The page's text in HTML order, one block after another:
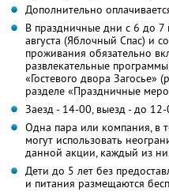
Дополнительно
В праздничные дни с 6 до
августа (Яблочный Спас) и
проживания обязательно
развлекательные
«Гостевого двора Загосье»
разделе «Праздничные
Заезд - 14-00, выезд - до 12-
Одна пара или компания, в
могут использовать
данной акции, каждый из
Дети до 5 лет без
и питания размещаются